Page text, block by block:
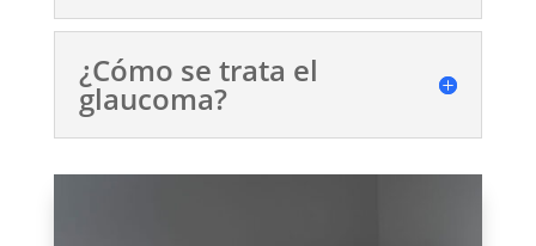
¿Cómo se trata el
glaucoma?